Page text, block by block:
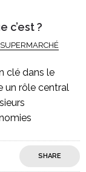
c’est ?
clé dans le
un rôle central
SHARE